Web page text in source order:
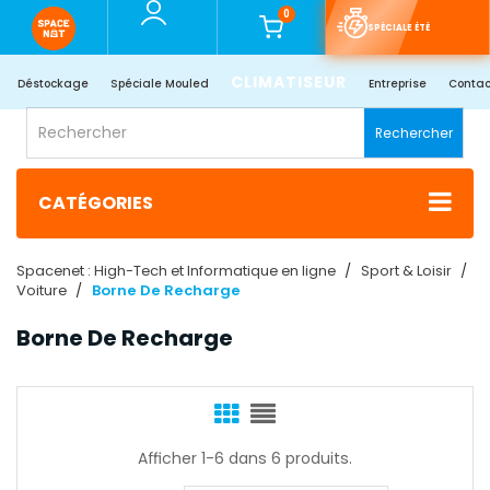
0
SPÉCIALE ÉTÉ
Déstockage Spéciale Mouled CLIMATISEUR Entreprise
Rechercher
CATÉGORIES
Spacenet : High-Tech et Informatique en ligne
Sport & Loisir
Voiture
Borne De Recharge
Borne De Recharge
Afficher 1-6 dans 6 produits.